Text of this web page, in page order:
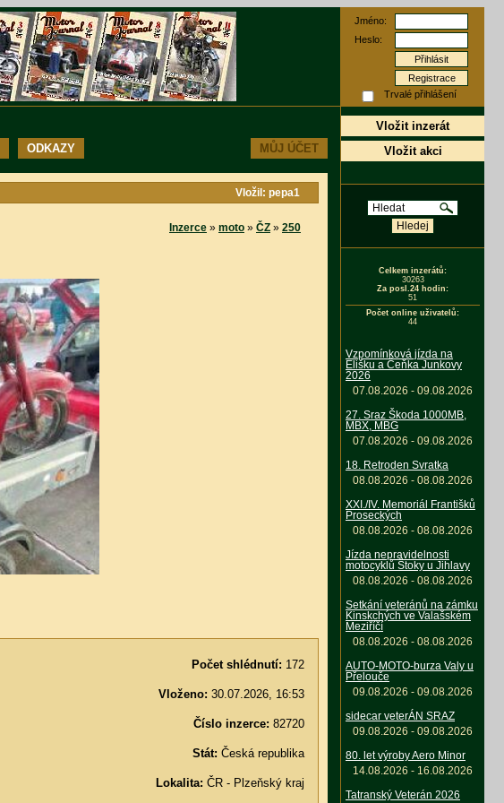
ODKAZY MŮJ ÚČET
Vložil: pepa1
Inzerce » moto » ČZ » 250
Počet shlédnutí: 172
Vloženo: 30.07.2026, 16:53
Číslo inzerce: 82720
Stát: Česká republika
Lokalita: ČR - Plzeňský kraj
Jméno:
Heslo:
Registrace
Trvalé přihlášení
Vložit inzerát
Vložit akci
Celkem inzerátů:
30263
Za posl.24 hodin:
51
Počet online uživatelů:
44
Vzpomínková jízda na
Elišku a Čeňka Junkovy
2026
07.08.2026 - 09.08.2026
27. Sraz Škoda 1000MB,
MBX, MBG
07.08.2026 - 09.08.2026
18. Retroden Svratka
08.08.2026 - 08.08.2026
XXI./IV. Memoriál Františků
Proseckých
08.08.2026 - 08.08.2026
Jízda nepravidelnosti
motocyklů Štoky u Jihlavy
08.08.2026 - 08.08.2026
Setkání veteránů na zámku
Kinskchých ve Valašském
Meziříčí
08.08.2026 - 08.08.2026
AUTO-MOTO-burza Valy u
Přelouče
09.08.2026 - 09.08.2026
sidecar veterÁN SRAZ
09.08.2026 - 09.08.2026
80. let výroby Aero Minor
14.08.2026 - 16.08.2026
Tatranský Veterán 2026